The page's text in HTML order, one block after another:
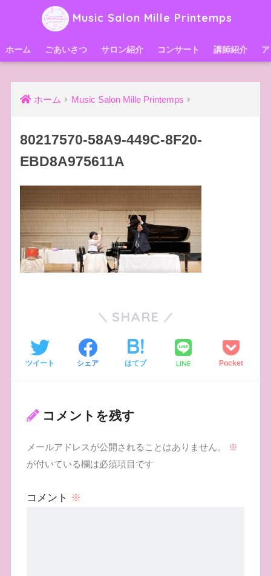
Music Salon Mille Printemps
ホーム ごあいさつ サロン紹介 コンサート 講師紹介
ホーム Music Salon Mille Printemps
80217570-58A9-449C-8F20-
EBD8A975611A
SHARE
ツイート シェア はてブ LINE Pocket
コメントを残す
メールアドレスが公開されることはありません。
※
が付いている欄は必須項目です
コメント ※